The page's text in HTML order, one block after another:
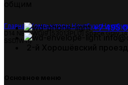
ГлавнаяКомпьютеры Ноутбуки
D14 NBD-WDI9 [53013PLU] Space Gray
SSD/W11}
+7 495